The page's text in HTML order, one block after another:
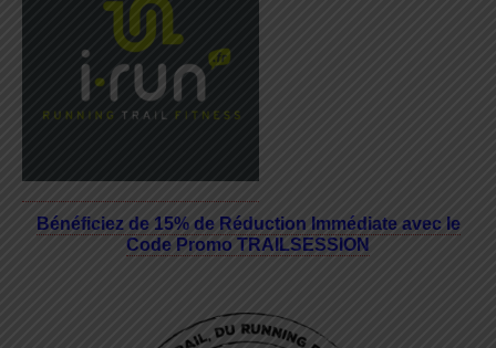
Bénéficiez de 15% de Réduction Immédiate avec le
Code Promo TRAILSESSION